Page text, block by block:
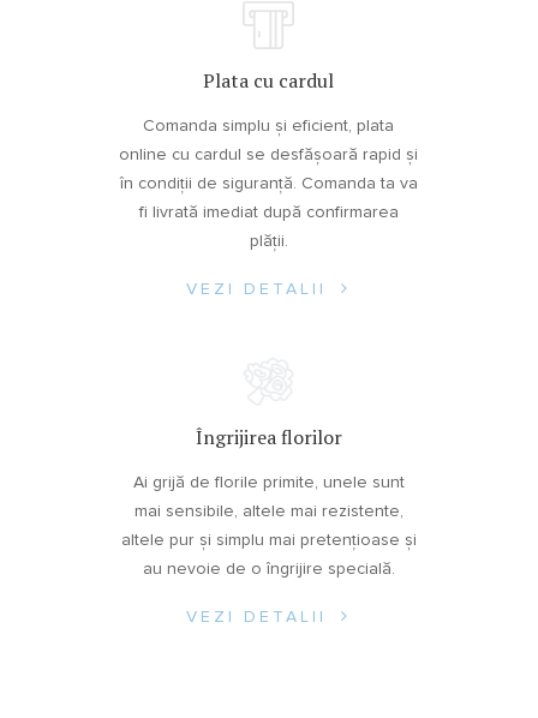
Plata cu cardul
Comanda simplu și eficient, plata
online cu cardul se desfășoară rapid și
în condiții de siguranță. Comanda ta va
fi livrată imediat după confirmarea
plății.
VEZI DETALII
Îngrijirea florilor
Ai grijă de florile primite, unele sunt
mai sensibile, altele mai rezistente,
altele pur și simplu mai pretențioase și
au nevoie de o îngrijire specială.
VEZI DETALII